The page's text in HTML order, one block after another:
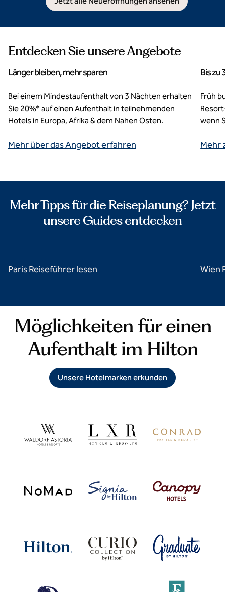
Entdecken Sie unsere Angebote
Länger bleiben, mehr sparen
Bei einem Mindestaufenthalt von 3 Nächten erhalten
Sie 20%* auf einen Aufenthalt in teilnehmenden
Hotels in Europa, Afrika & dem Nahen Osten.
Mehr über das Angebot erfahren
Bis zu
Früh
wenn
Mehr
Mehr Tipps für die Reiseplanung? Jetzt
unsere Guides entdecken
Paris Reiseführer lesen Wien
Möglichkeiten für einen
Aufenthalt im Hilton
Unsere Hotelmarken erkunden